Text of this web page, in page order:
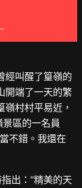
經叫醒了篁嶺的
開端了一天的繁
村村平易近，
區的一名員
不錯。我還在
出：“精美的天